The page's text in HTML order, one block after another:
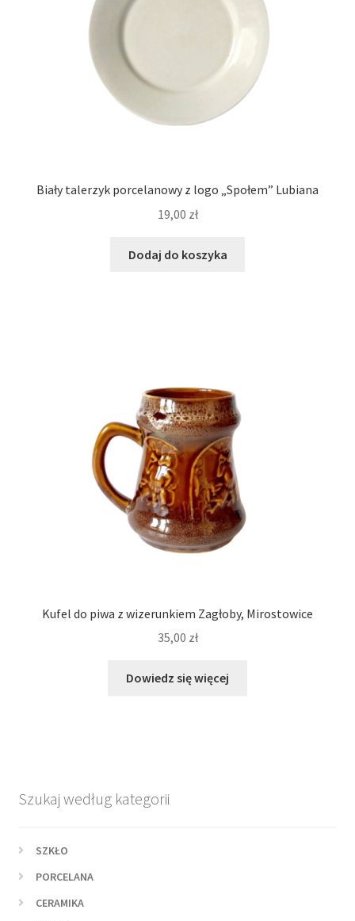
Biały talerzyk porcelanowy z logo „Społem” Lubiana
19,00 zł
Dodaj do koszyka
Kufel do piwa z wizerunkiem Zagłoby, Mirostowice
35,00 zł
Dowiedz się więcej
Szukaj według kategorii
SZKŁO
PORCELANA
CERAMIKA